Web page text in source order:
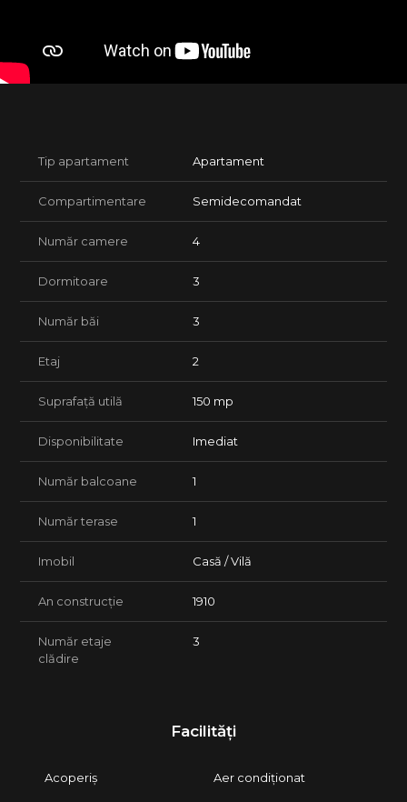
Dormitorul matrimonial se deschide catre balconul cu vedere
directa spre Piata Victoriei, oferind o perspectiva
spectaculoasa asupra centrului istoric si asupra unuia dintre
europene, completeaza atmosfera autentica si confera
proprietatii acel sentiment rar de istorie si continuitate.
Aceasta proprietate nu este doar un apartament, ci o adresa
de prestigiu, potrivita pentru rezidenta, reprezentanta sau
investitie intr-una dintre cele mai valoroase locatii din
Tip apartament Apartament
Compartimentare Semidecomandat
Număr camere 4
Dormitoare 3
Număr băi 3
Etaj 2
Suprafață utilă 150 mp
Disponibilitate Imediat
Număr balcoane 1
Număr terase 1
Imobil Casă / Vilă
An construcție 1910
Număr etaje
clădire
3
Facilități
Acoperiș Aer condiționat